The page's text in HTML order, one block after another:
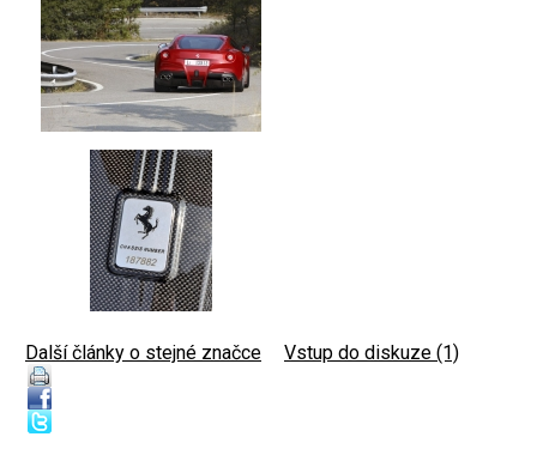
Další články o stejné značce Vstup do diskuze (1)